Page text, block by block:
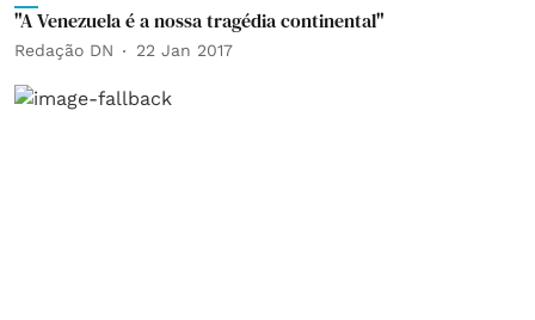
"A Venezuela é a nossa tragédia continental"
Redação DN 22 Jan 2017